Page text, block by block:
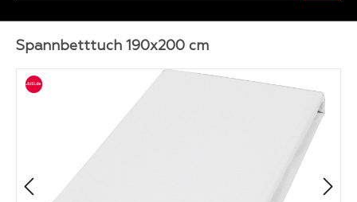
Bildergalerie überspringen
Spannbetttuch 190x200 cm